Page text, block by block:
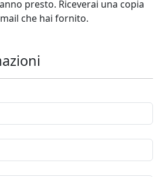
presto. Riceverai una copia
che hai fornito.